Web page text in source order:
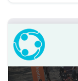
marquantes
», les « Value-
notifications
des progrès